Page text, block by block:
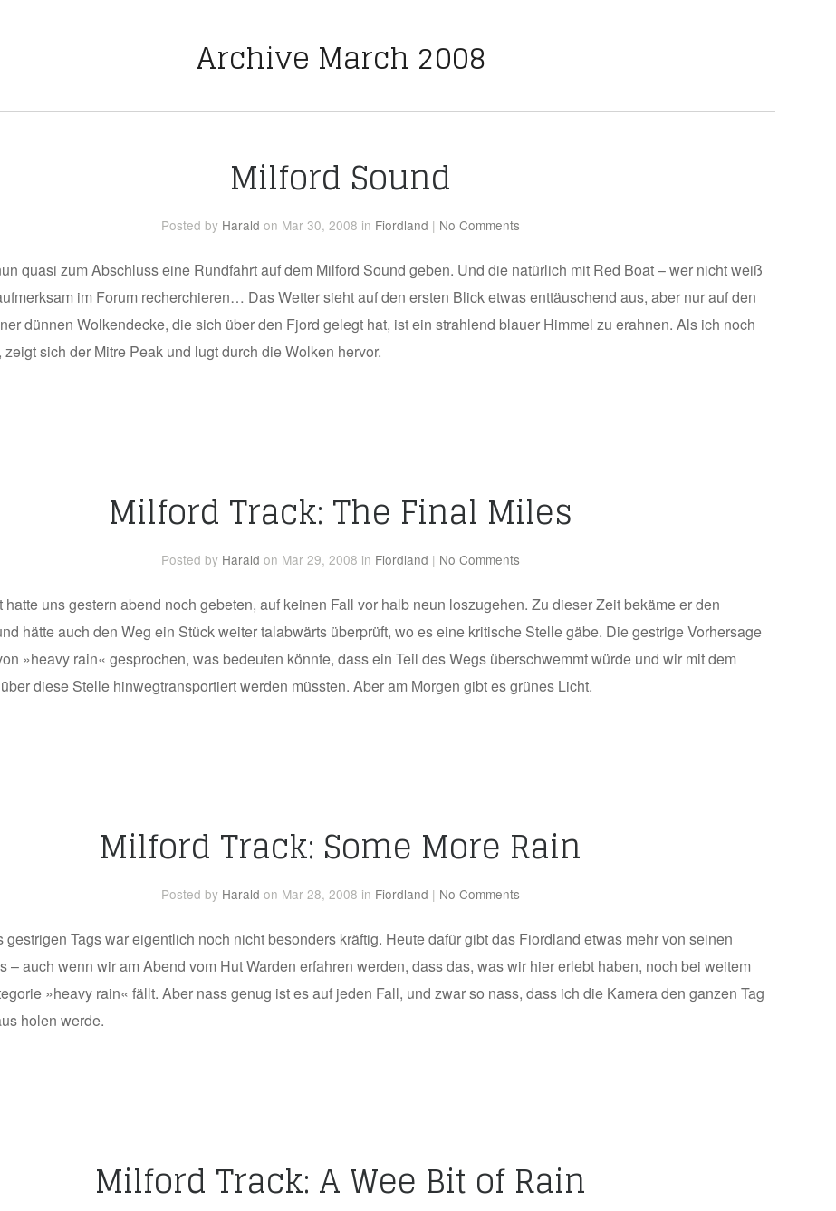
Archive March 2008
Milford Sound
Posted by Harald on Mar 30, 2008 in Fiordland | No Comments
quasi zum Abschluss eine Rundfahrt auf dem Milford Sound geben. Und die natürlich mit Red Boat – wer nicht weiß
im Forum recherchieren… Das Wetter sieht auf den ersten Blick etwas enttäuschend aus, aber nur auf den
dünnen Wolkendecke, die sich über den Fjord gelegt hat, ist ein strahlend blauer Himmel zu erahnen. Als ich noch
zeigt sich der Mitre Peak und lugt durch die Wolken hervor.
Milford Track: The Final Miles
Posted by Harald on Mar 29, 2008 in Fiordland | No Comments
hatte uns gestern abend noch gebeten, auf keinen Fall vor halb neun loszugehen. Zu dieser Zeit bekäme er den
hätte auch den Weg ein Stück weiter talabwärts überprüft, wo es eine kritische Stelle gäbe. Die gestrige Vorhersage
»heavy rain« gesprochen, was bedeuten könnte, dass ein Teil des Wegs überschwemmt würde und wir mit dem
diese Stelle hinwegtransportiert werden müssten. Aber am Morgen gibt es grünes Licht.
Milford Track: Some More Rain
Posted by Harald on Mar 28, 2008 in Fiordland | No Comments
gestrigen Tags war eigentlich noch nicht besonders kräftig. Heute dafür gibt das Fiordland etwas mehr von seinen
– auch wenn wir am Abend vom Hut Warden erfahren werden, dass das, was wir hier erlebt haben, noch bei weitem
»heavy rain« fällt. Aber nass genug ist es auf jeden Fall, und zwar so nass, dass ich die Kamera den ganzen Tag
holen werde.
Milford Track: A Wee Bit of Rain